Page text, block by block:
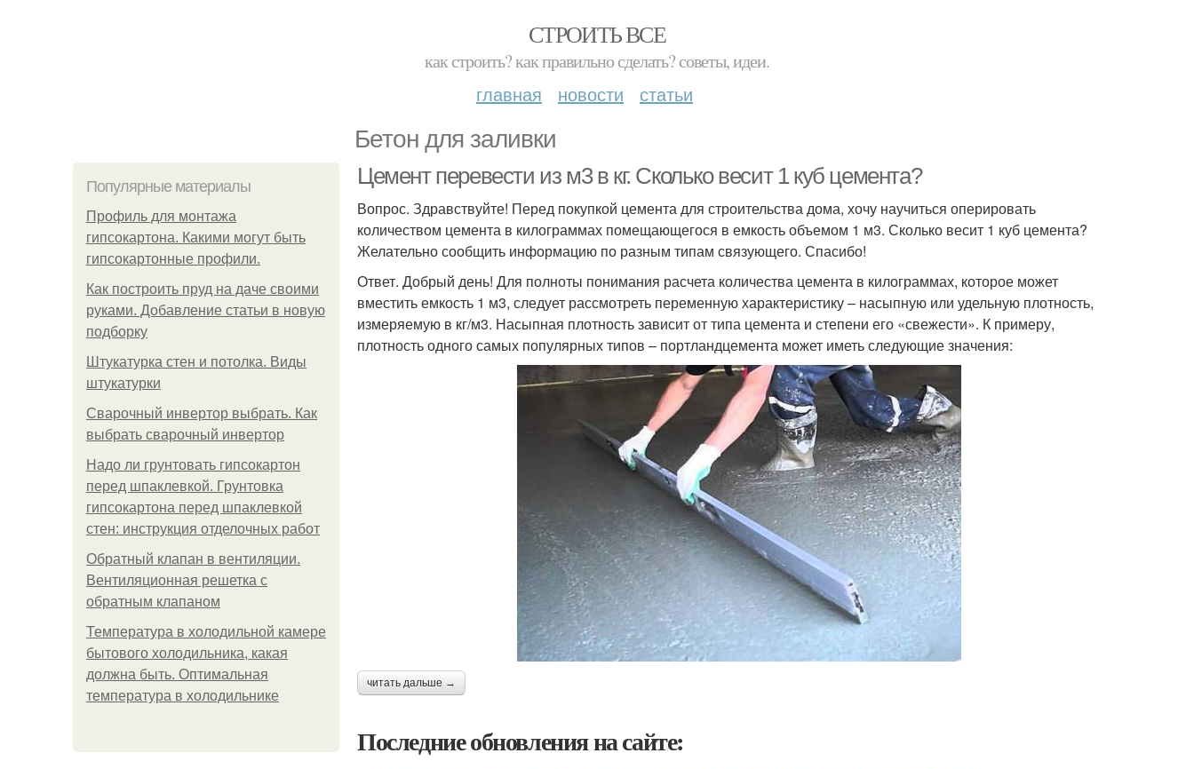
СТРОИТЬ ВСЕ
как строить? как правильно сделать? советы, идеи.
главная новости статьи
Бетон для заливки
Популярные материалы
Профиль для монтажа
гипсокартона. Какими могут быть
гипсокартонные профили.
Как построить пруд на даче своими
руками. Добавление статьи в новую
подборку
Штукатурка стен и потолка. Виды
штукатурки
Сварочный инвертор выбрать. Как
выбрать сварочный инвертор
Надо ли грунтовать гипсокартон
перед шпаклевкой. Грунтовка
гипсокартона перед шпаклевкой
стен: инструкция отделочных работ
Обратный клапан в вентиляции.
Вентиляционная решетка с
обратным клапаном
Температура в холодильной камере
бытового холодильника, какая
должна быть. Оптимальная
температура в холодильнике
Цемент перевести из м3 в кг. Сколько весит 1 куб цемента?
Вопрос. Здравствуйте! Перед покупкой цемента для строительства дома, хочу научиться оперировать
количеством цемента в килограммах помещающегося в емкость объемом 1 м3. Сколько весит 1 куб цемента?
Желательно сообщить информацию по разным типам связующего. Спасибо!
Ответ. Добрый день! Для полноты понимания расчета количества цемента в килограммах, которое может
вместить емкость 1 м3, следует рассмотреть переменную характеристику – насыпную или удельную плотность,
измеряемую в кг/м3. Насыпная плотность зависит от типа цемента и степени его «свежести». К примеру,
плотность одного самых популярных типов – портландцемента может иметь следующие значения:
читать дальше →
Последние обновления на сайте: